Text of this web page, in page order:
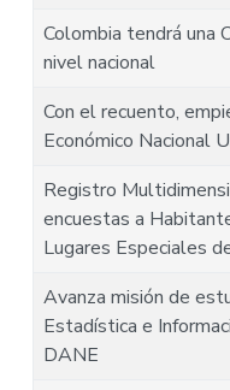
Colombia tendrá una
nivel nacional
Con el recuento,
Económico Nacional
Registro
encuestas a
Lugares Especiales
Avanza misión de
Estadística e
DANE